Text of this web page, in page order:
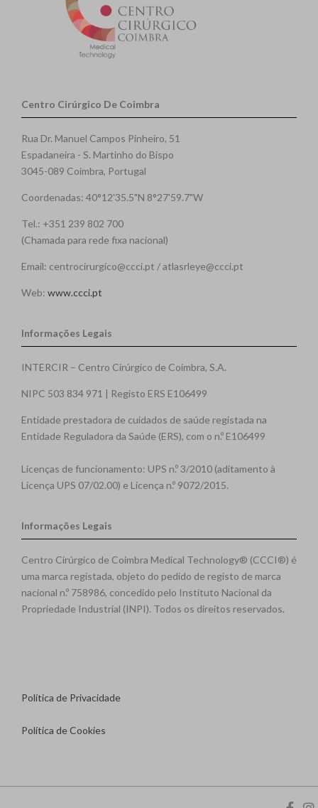
Centro Cirúrgico De Coimbra
Rua Dr. Manuel Campos Pinheiro, 51
Espadaneira - S. Martinho do Bispo
3045-089 Coimbra, Portugal
Coordenadas: 40°12'35.5"N 8°27'59.7"W
Tel.: +351 239 802 700
(Chamada para rede fixa nacional)
Email: centrocirurgico@ccci.pt / atlasrleye@ccci.pt
Web: www.ccci.pt
Informações Legais
INTERCIR – Centro Cirúrgico de Coimbra, S.A.
NIPC 503 834 971 | Registo ERS E106499
Entidade prestadora de cuidados de saúde registada na
Entidade Reguladora da Saúde (ERS), com o n.º E106499
Licenças de funcionamento: UPS n.º 3/2010 (aditamento à
Licença UPS 07/02.00) e Licença n.º 9072/2015.
Informações Legais
Centro Cirúrgico de Coimbra Medical Technology® (CCCI®) é
uma marca registada, objeto do pedido de registo de marca
nacional n.º 758986, concedido pelo Instituto Nacional da
Propriedade Industrial (INPI). Todos os direitos reservados.
Política de Privacidade
Política de Cookies